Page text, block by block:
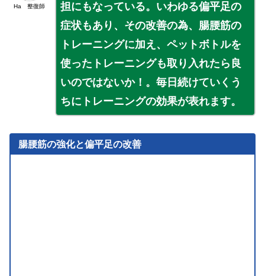
Ha 整復師
担にもなっている。いわゆる偏平足の
症状もあり、その改善の為、腸腰筋の
トレーニングに加え、ペットボトルを
使ったトレーニングも取り入れたら良
いのではないか！。毎日続けていくう
ちにトレーニングの効果が表れます。
腸腰筋の強化と偏平足の改善